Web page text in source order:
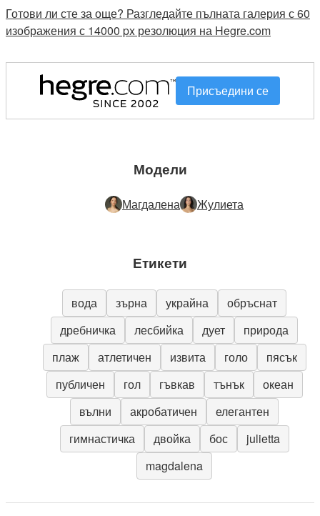
Готови ли сте за още? Разгледайте пълната галерия с 60
изображения с 14000 px резолюция на Hegre.com
Присъедини се
Модели
Магдалена Жулиета
Етикети
вода зърна украйна
обръснат
дребничка
лесбийка дует
природа
плаж
атлетичен извита голо
пясък
публичен
гол гъвкав тънък
океан
вълни
акробатичен
елегантен
гимнастичка
двойка бос
julietta
magdalena